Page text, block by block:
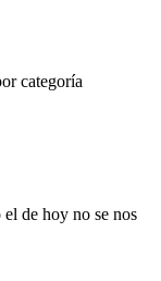
categoría
de hoy no se nos